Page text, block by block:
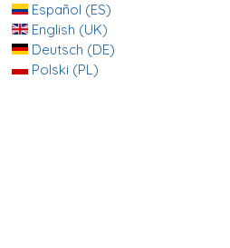
Español (ES)
English (UK)
Deutsch (DE)
Polski (PL)